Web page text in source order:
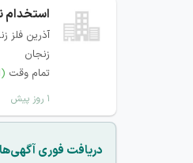
استخدام
آذرین فلز
زنجان
تمام وقت (از
۱ روز پیش
دریافت فوری آگهی‌ها